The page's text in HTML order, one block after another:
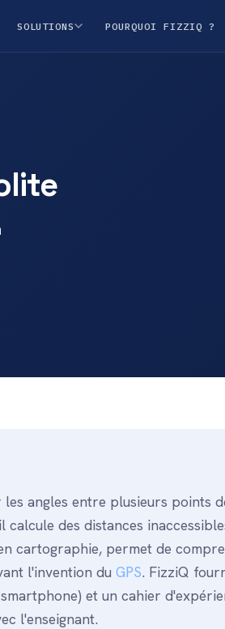
SOLUTIONS POURQUOI FIZZIQ ?
angles entre plusieurs points
des distances
cartographie, permet de
l'invention du GPS. FizziQ
et un cahier
l'enseignant.